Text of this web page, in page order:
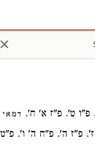
×
פ"ו ט'. פ"ז א' ח'. דמאי
פ"ז ה'. פ"ח ה' ו'. פ"ט